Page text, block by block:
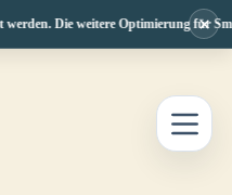
Die weitere Optimierung für×